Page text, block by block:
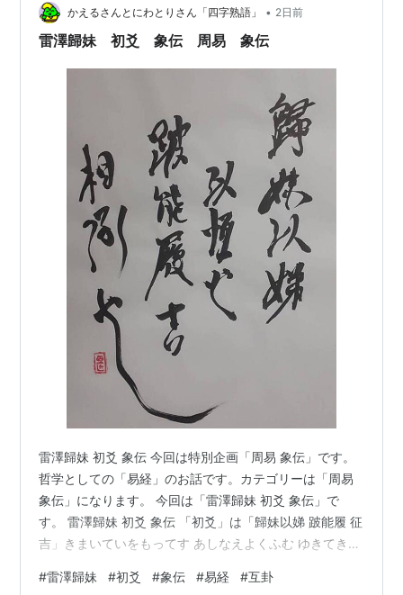
ているんだね。 さらに「三爻」に比しています。 え、な
んかいい感じじゃん。 でも、「すがめ」という言葉は隻
かえるさんとにわとりさん「四字熟語」 • 2日前
雷澤歸妹 初爻 象伝 周易 象伝
雷澤歸妹 初爻 象伝 今回は特別企画「周易 象伝」です。
哲学としての「易経」のお話です。カテゴリーは「周易
象伝」になります。 今回は「雷澤歸妹 初爻 象伝」で
す。 雷澤歸妹 初爻 象伝 「初爻」は「歸妹以娣 跛能履 征
吉」きまいていをもってす あしなえよくふむ ゆきてき
しょういわく きまいにていをもってすとは こうをもって
#雷澤歸妹 #初爻 #象伝 #易経 #互卦